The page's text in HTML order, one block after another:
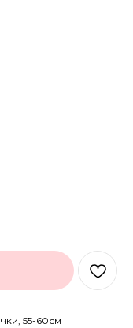
55-60см